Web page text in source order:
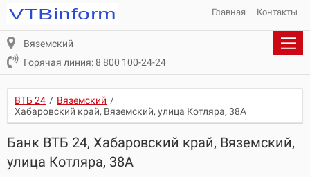
Главная Контакты
Вяземский
Горячая линия: 8 800 100-24-24
ВТБ 24 / Вяземский /
Хабаровский край, Вяземский, улица Котляра, 38А
Банк ВТБ 24, Хабаровский край, Вяземский,
улица Котляра, 38А